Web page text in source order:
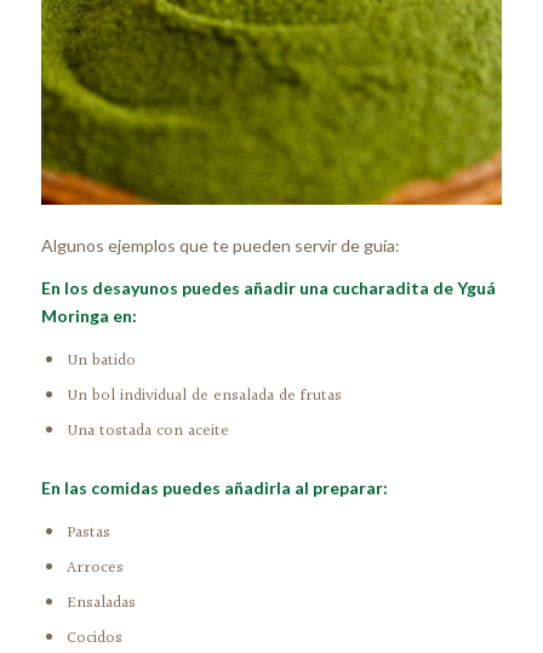
Algunos ejemplos que te pueden servir de guía:
En los desayunos puedes añadir una cucharadita de Yguá
Moringa en:
Un batido
Un bol individual de ensalada de frutas
Una tostada con aceite
En las comidas puedes añadirla al preparar:
Pastas
Arroces
Ensaladas
Cocidos